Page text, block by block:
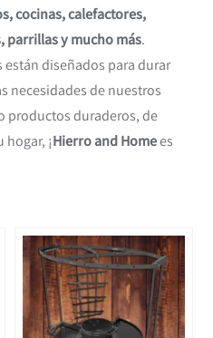
cocinas, calefactores,
parrillas y mucho más.
diseñados para durar
necesidades de nuestros
productos duraderos, de
¡Hierro and Homees